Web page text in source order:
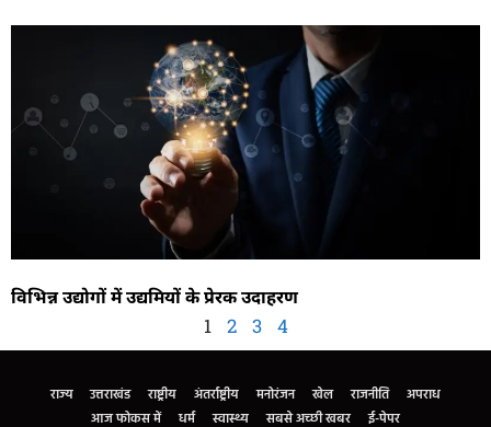
विभिन्न उद्योगों में उद्यमियों के प्रेरक उदाहरण
1 2 3 4
राज्य उत्तराखंड राष्ट्रीय अंतर्राष्ट्रीय मनोरंजन खेल राजनीति
अपराध
आज फोकस में
धर्म स्वास्थ्य सबसे अच्छी खबर ई-पेपर